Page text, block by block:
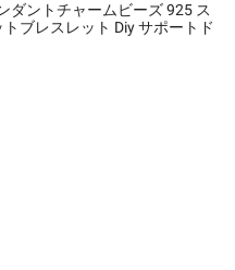
ダントチャームビーズ 925 ス
ブレスレット Diy サポートド